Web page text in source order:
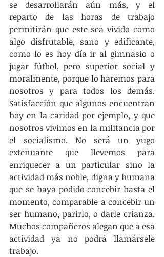
se desarrollarán aún más, y el
reparto de las horas de trabajo
permitirán que este sea vivido como
algo disfrutable, sano y edificante,
como lo es hoy día ir al gimnasio o
jugar fútbol, pero superior social y
moralmente, porque lo haremos para
nosotros y para todos los demás.
Satisfacción que algunos encuentran
hoy en la caridad por ejemplo, y que
nosotros vivimos en la militancia por
el socialismo. No será un yugo
extenuante que llevemos para
enriquecer a un particular sino la
actividad más noble, digna y humana
que se haya podido concebir hasta el
momento, comparable a concebir un
ser humano, parirlo, o darle crianza.
Muchos compañeros alegan que a esa
actividad ya no podrá llamársele
trabajo.